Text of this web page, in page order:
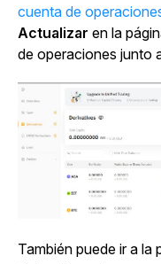
cuenta de
Actualizar en la
de operaciones junto
También puede ir a la